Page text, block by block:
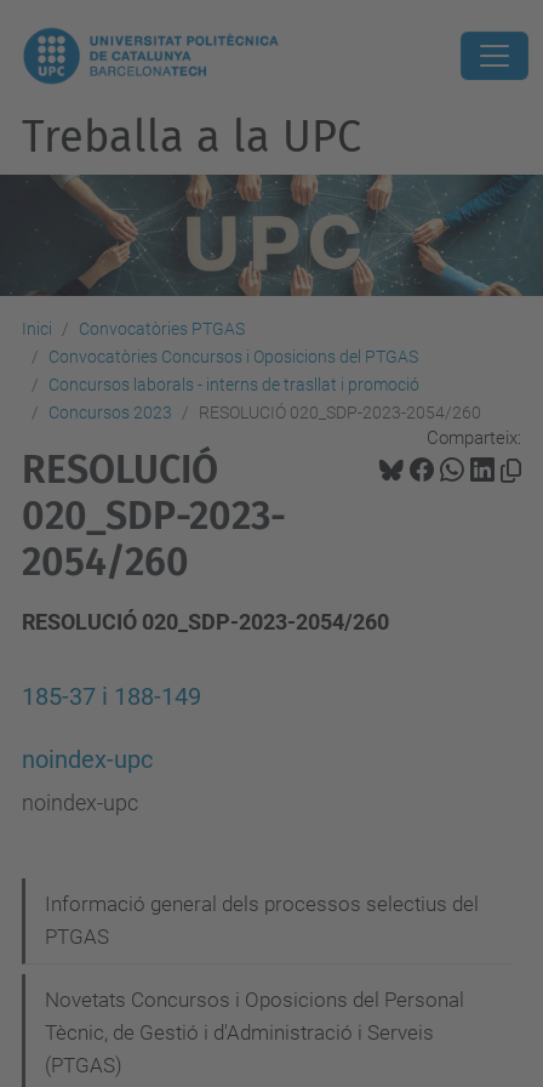
Treballa a la UPC
Inici
Convocatòries PTGAS
Convocatòries Concursos i Oposicions del PTGAS
Concursos laborals - interns de trasllat i promoció
Concursos 2023
RESOLUCIÓ 020_SDP-2023-2054/260
Comparteix:
RESOLUCIÓ
020_SDP-2023-
2054/260
RESOLUCIÓ 020_SDP-2023-2054/260
185-37 i 188-149
noindex-upc
noindex-upc
Informació general dels processos selectius del
PTGAS
Novetats Concursos i Oposicions del Personal
Tècnic, de Gestió i d'Administració i Serveis
(PTGAS)